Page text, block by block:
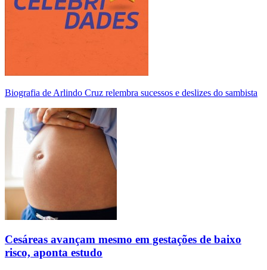
Biografia de Arlindo Cruz relembra sucessos e deslizes do sambista
Cesáreas avançam mesmo em gestações de baixo
risco, aponta estudo